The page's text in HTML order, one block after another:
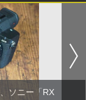
ソニー「RX